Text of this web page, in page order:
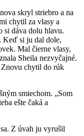
skryl striebro a na
chytil za vlasy a
si dáva dolu hlavu.
Keď si ju dal dole,
Mal čierne vlasy,
Sheila nezvyčajné.
chytil do rúk
smiechom. „Som
ešte čaká a
Z úvah ju vyrušil